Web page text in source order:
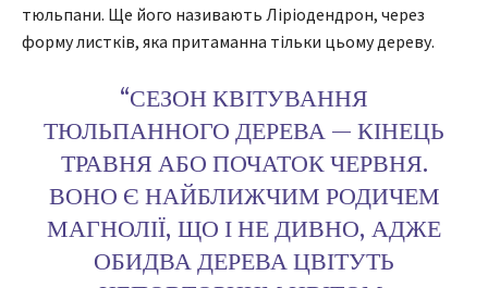
тюльпани. Ще його називають Ліріодендрон, через
форму листків, яка притаманна тільки цьому дереву.
“СЕЗОН КВІТУВАННЯ
ТЮЛЬПАННОГО ДЕРЕВА — КІНЕЦЬ
ТРАВНЯ АБО ПОЧАТОК ЧЕРВНЯ.
ВОНО Є НАЙБЛИЖЧИМ РОДИЧЕМ
МАГНОЛІЇ, ЩО І НЕ ДИВНО, АДЖЕ
ОБИДВА ДЕРЕВА ЦВІТУТЬ